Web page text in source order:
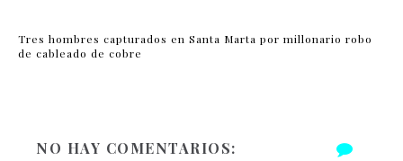
Tres hombres capturados en Santa Marta por millonario robo
de cableado de cobre
NO HAY COMENTARIOS: